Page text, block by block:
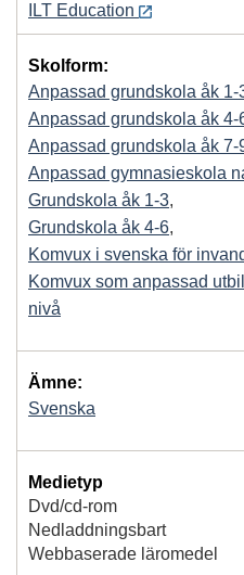
ILT Education
Skolform:
Anpassad grundskola åk 1-
Anpassad grundskola åk 4-
Anpassad grundskola åk 7-
Anpassad gymnasieskola
Grundskola åk 1-3,
Grundskola åk 4-6,
Komvux i svenska för
Komvux som anpassad
nivå
Ämne:
Svenska
Medietyp
Dvd/cd-rom
Nedladdningsbart
Webbaserade läromedel